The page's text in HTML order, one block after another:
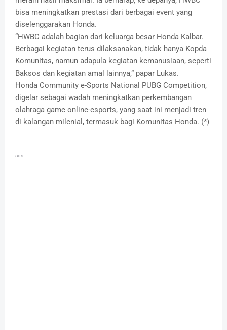
bisa meningkatkan prestasi dari berbagai event yang
diselenggarakan Honda.
“HWBC adalah bagian dari keluarga besar Honda Kalbar.
Berbagai kegiatan terus dilaksanakan, tidak hanya Kopda
Komunitas, namun adapula kegiatan kemanusiaan, seperti
Baksos dan kegiatan amal lainnya,” papar Lukas.
Honda Community e-Sports National PUBG Competition,
digelar sebagai wadah meningkatkan perkembangan
olahraga game online-esports, yang saat ini menjadi tren
di kalangan milenial, termasuk bagi Komunitas Honda. (*)
ads